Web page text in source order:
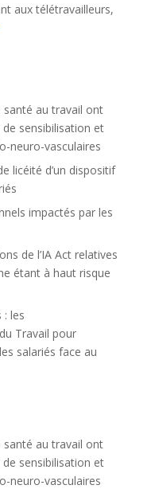
aux télétravailleurs,
santé au travail ont
sensibilisation et
neuro-vasculaires
licéité d’un dispositif
impactés par les
de l’IA Act relatives
étant à haut risque
: les
Travail pour
salariés face au
santé au travail ont
sensibilisation et
neuro-vasculaires